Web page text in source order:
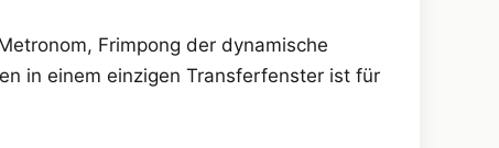
Frimpong der dynamische
in einem einzigen Transferfenster ist für